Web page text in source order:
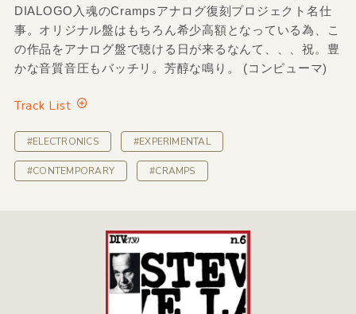
DIALOGO入魂のCrampsアナログ復刻プロジェクト名仕
事。オリジナル盤はもちろん希少高額となっている為、こ
の作品をアナログ盤で聴ける日が来るなんて、、、祝。豊
かな音質音圧もバッチリ。芳醇な鳴り。 (コンピューマ)
Track List
#ELECTRONICS #EXPERIMENTAL
#CONTEMPORARY #CRAMPS